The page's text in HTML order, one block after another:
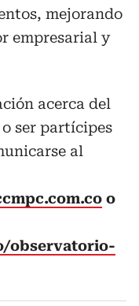
mejorando
empresarial y
acerca del
ser partícipes
al
o
observatorio-